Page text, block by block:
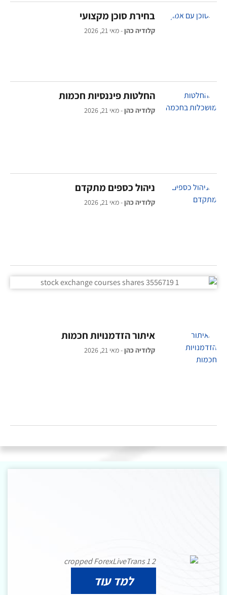
בחירת סוכן מקצועי
קלודיה כהן מאי 21, 2026
החלטות פיננסיות חכמות
קלודיה כהן מאי 21, 2026
ניהול כספים מתקדם
קלודיה כהן מאי 21, 2026
איתור הזדמנויות חכמות
קלודיה כהן מאי 21, 2026
למד עוד